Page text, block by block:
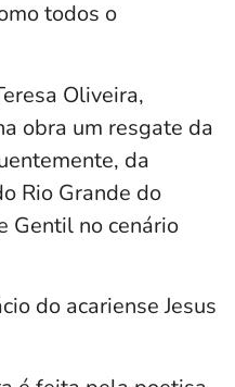
todos o
Oliveira,
obra um resgate da
da
Rio Grande do
Gentil no cenário
do acariense Jesus